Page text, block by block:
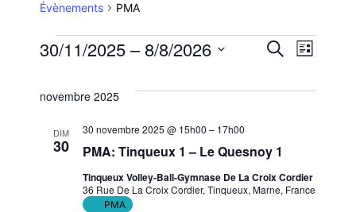
Évènements PMA
Évènements
et
de
Recherche
de
Liste
30/11/2025 – 8/8/2026
une
novembre 2025
DIM
30 PMA: Tinqueux 1 – Le Quesnoy 1
30 novembre 2025 @ 15h00 – 17h00
Tinqueux Volley-Ball-Gymnase De La Croix Cordier
36 Rue De La Croix Cordier, Tinqueux, Marne, France
PMA